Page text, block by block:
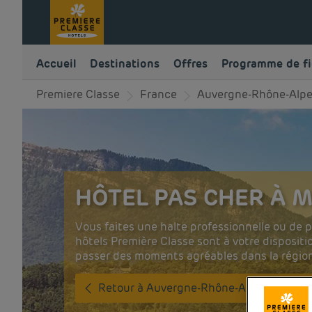
Accueil Destinations Offres Programme de
Premiere Classe France Auvergne-Rhône-
HÔTEL PAS CHER À
Vous faites une halte professionnelle ou de
hôtels Première Classe sont à votre
passer des moments agréables dans la
Retour à Auvergne-Rhône-Alpes